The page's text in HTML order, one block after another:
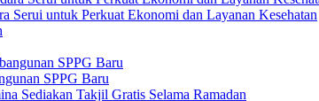
Serui untuk Perkuat Ekonomi dan Layanan Kesehatan
SPPG Baru